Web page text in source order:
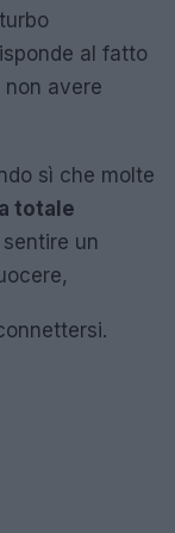
al fatto
non avere
sì che molte
totale
un